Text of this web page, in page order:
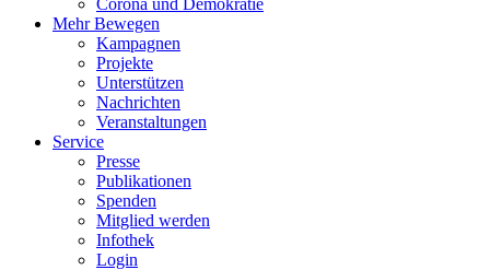
Mehr Bewegen
Kampagnen
Projekte
Unterstützen
Nachrichten
Veranstaltungen
Service
Presse
Publikationen
Spenden
Mitglied werden
Infothek
Login